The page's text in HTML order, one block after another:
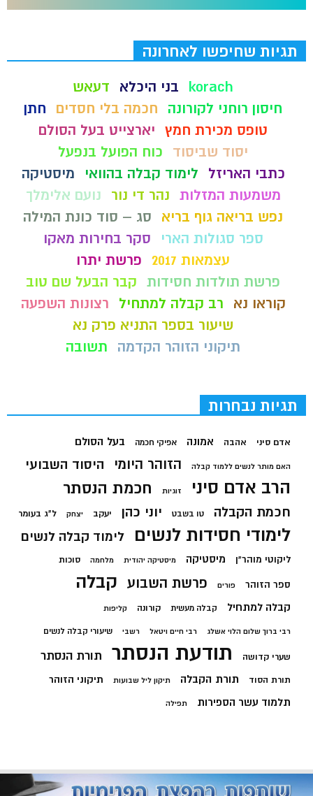
תגיות שחיפשו לאחרונה
korach בני היכלא
דעאש
חיסון רוחני לקורונה
חכמה בלי חסדים
חתן
טופס מכירת חמץ יארצייט בעל הסולם
יסוד שביסוד
כוח הפועל בנפעל
כתבי האריזל
לימוד קבלה בהוואי
מיסטיקה
משמעות המזלות נהר די נור
נועם אלימלך
נפש בריאה גוף בריא
סג – סוד כונת המילה
ספר סגולות הארי
סקר בחירות מאקו
עצמאות 2017
פרשת יתרו
פרשת תולדות חסידות קבר הבעל שם טוב
קוראו נא
רב קבלה למתחיל
רצונות השפעה
שיעור בספר התניא פרק נא
תיקוני הזוהר הקדמה
תשובה
תגיות נבחרות
אדם סיני אהבה אמונה אפיקי חכמה בעל הסולם
האם מותר לנשים ללמוד קבלה הזוהר היומי היסוד השבועי
הרב אדם סיני זוגיות חכמת הנסתר
חכמת הקבלה טו בשבט יוני כהן יעקב יצחק ל"ג בעומר
לימודי חסידות לנשים לימוד קבלה לנשים
ליקוטי מוהר"ן מיסטיקה מיסטיקה יהודית מלחמה סוכות
ספר הזוהר פורים פרשת השבוע קבלה
קבלה למתחיל קבלה מעשית קורונה קליפות
רבי ברוך שלום הלוי אשלג רבי חיים ויטאל רשבי שיעורי קבלה לנשים
שערי קדושה תודעת הנסתר תורת הנסתר
תורת הסוד תורת הקבלה תיקון ליל שבועות תיקוני הזוהר
תלמוד עשר הספירות תפילה